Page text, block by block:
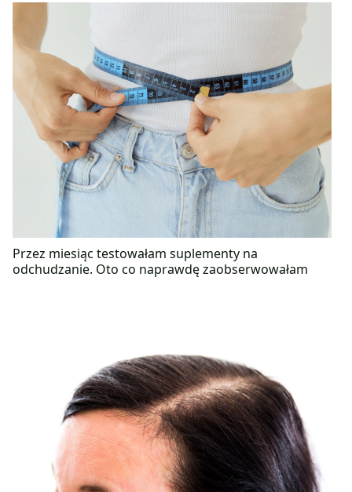
Przez miesiąc testowałam suplementy na
odchudzanie. Oto co naprawdę zaobserwowałam